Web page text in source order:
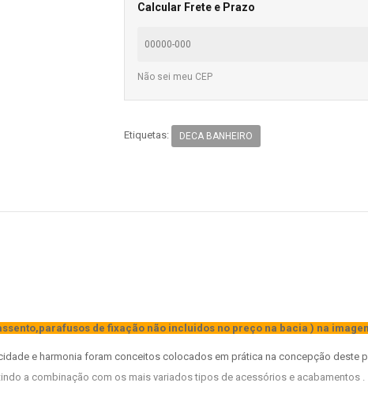
Calcular Frete e Prazo
Não sei meu CEP
Etiquetas: DECA BANHEIRO
de fixação não incluidos no preço na bacia ) na
e harmonia foram conceitos colocados em prática na concepção deste
a combinação com os mais variados tipos de acessórios e acabamentos .